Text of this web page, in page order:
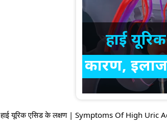
हाई यूरिक एसिड के लक्षण | Symptoms Of High Uric